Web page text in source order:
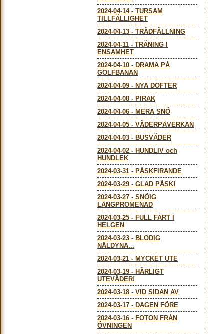
2024-04-14- TURSAM
TILLFÄLLIGHET
2024-04-13 - TRÄDFÄLLNING
2024-04-11 - TRÄNING I
ENSAMHET
2024-04-10 - DRAMA PÅ
GOLFBANAN
2024-04-09 - NYA DOFTER
2024-04-08 - PIRAK
2024-04-06 - MERA SNÖ
2024-04-05 - VÄDERPÅVERKAN
2024-04-03 - BUSVÄDER
2024-04-02 - HUNDLIV och
HUNDLEK
2024-03-31 - PÅSKFIRANDE
2024-03-29 - GLAD PÅSK!
2024-03-27 - SNÖIG
LÅNGPROMENAD
2024-03-25 - FULL FART I
HELGEN
2024-03-23 - BLODIG
NÅLDYNA...
2024-03-21 - MYCKET UTE
2024-03-19 - HÄRLIGT
UTEVÄDER!
2024-03-18 - VID SIDAN AV
2024-03-17 - DAGEN FÖRE
2024-03-16 - FOTON FRÅN
ÖVNINGEN